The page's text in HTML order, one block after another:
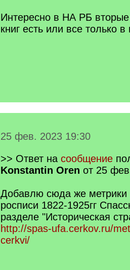
Интересно в НА РБ
книг есть или все только в
25 фев. 2023 19:30
>> Ответ на сообщение
Konstantin Oren от 25
Добавлю сюда же метрики
росписи 1822-1925гг
разделе "Историческая
http://spas-ufa.cerkov.ru/
cerkvi/